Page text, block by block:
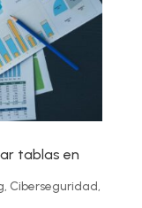
tablas en
, Ciberseguridad,